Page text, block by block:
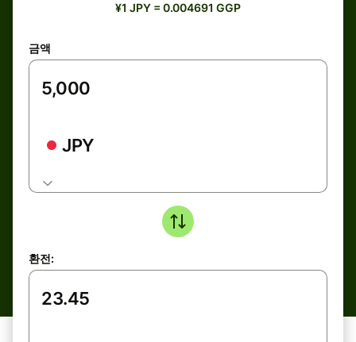
¥1 JPY = 0.004691 GGP
금액
JPY
환전: